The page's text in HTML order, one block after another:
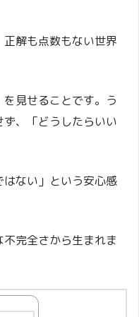
解も点数もない世界
見せることです。う
、「どうしたらいい
ない」という安心感
完全さから生まれま